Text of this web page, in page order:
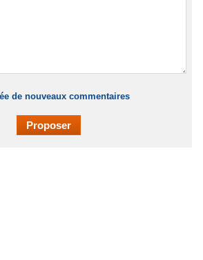
de nouveaux commentaires